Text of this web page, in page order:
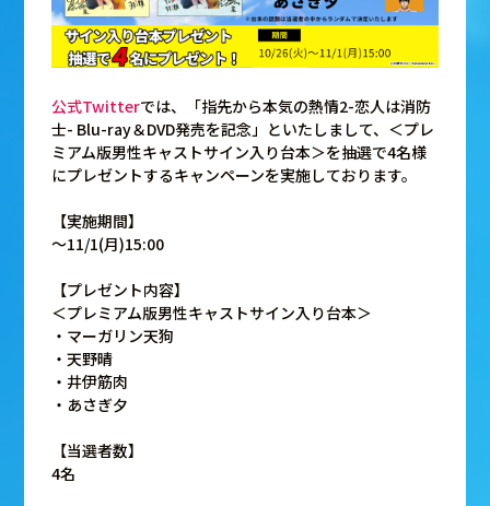
公式Twitterでは、「指先から本気の熱情2-恋人は消防
士- Blu-ray＆DVD発売を記念」といたしまして、＜プレ
ミアム版男性キャストサイン入り台本＞を抽選で4名様
にプレゼントするキャンペーンを実施しております。
【実施期間】
～11/1(月)15:00
【プレゼント内容】
＜プレミアム版男性キャストサイン入り台本＞
・マーガリン天狗
・天野晴
・井伊筋肉
・あさぎ夕
【当選者数】
4名